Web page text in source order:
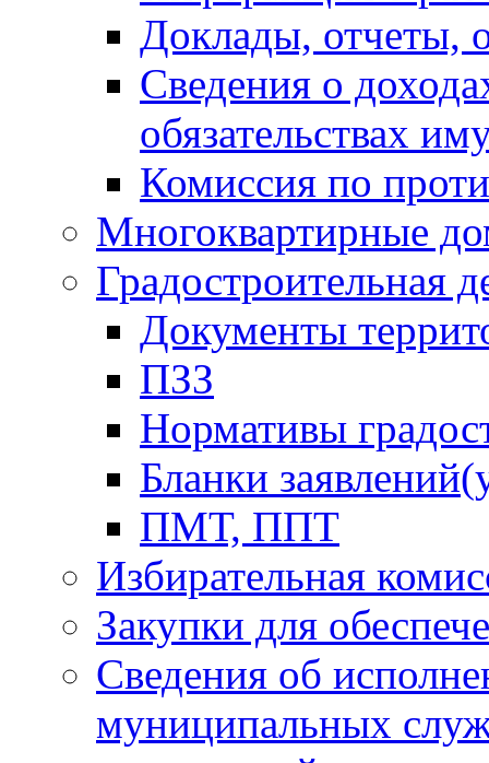
Доклады, отчеты,
Сведения о
обязательствах
Комиссия по
Многоквартирные
Градостроительная
Документы
ПЗЗ
Нормативы
Бланки
ПМТ, ППТ
Избирательная
Закупки для
Сведения об
муниципальных